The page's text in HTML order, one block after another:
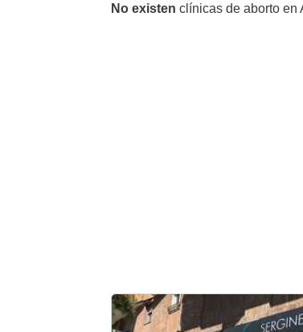
No existen clínicas de aborto en